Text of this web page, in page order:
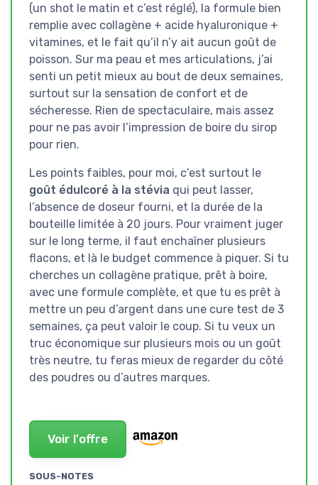
(un shot le matin et c’est réglé), la formule bien
remplie avec collagène + acide hyaluronique +
vitamines, et le fait qu’il n’y ait aucun goût de
poisson. Sur ma peau et mes articulations, j’ai
senti un petit mieux au bout de deux semaines,
surtout sur la sensation de confort et de
sécheresse. Rien de spectaculaire, mais assez
pour ne pas avoir l’impression de boire du sirop
pour rien.
Les points faibles, pour moi, c’est surtout le
goût édulcoré à la stévia qui peut lasser,
l’absence de doseur fourni, et la durée de la
bouteille limitée à 20 jours. Pour vraiment juger
sur le long terme, il faut enchaîner plusieurs
flacons, et là le budget commence à piquer. Si tu
cherches un collagène pratique, prêt à boire,
avec une formule complète, et que tu es prêt à
mettre un peu d’argent dans une cure test de 3
semaines, ça peut valoir le coup. Si tu veux un
truc économique sur plusieurs mois ou un goût
très neutre, tu feras mieux de regarder du côté
des poudres ou d’autres marques.
Voir l'offre
SOUS-NOTES